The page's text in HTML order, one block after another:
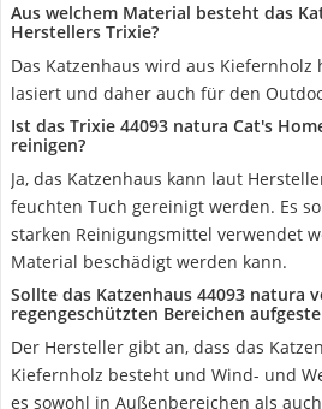
Aus welchem Material besteht das
Herstellers Trixie?
Das Katzenhaus wird aus Kiefernholz
lasiert und daher auch für den
Ist das Trixie 44093 natura Cat's
reinigen?
Ja, das Katzenhaus kann laut
feuchten Tuch gereinigt werden. Es
starken Reinigungsmittel verwendet
Material beschädigt werden kann.
Sollte das Katzenhaus 44093 natura
regengeschützten Bereichen
Der Hersteller gibt an, dass das
Kiefernholz besteht und Wind- und
es sowohl in Außenbereichen als